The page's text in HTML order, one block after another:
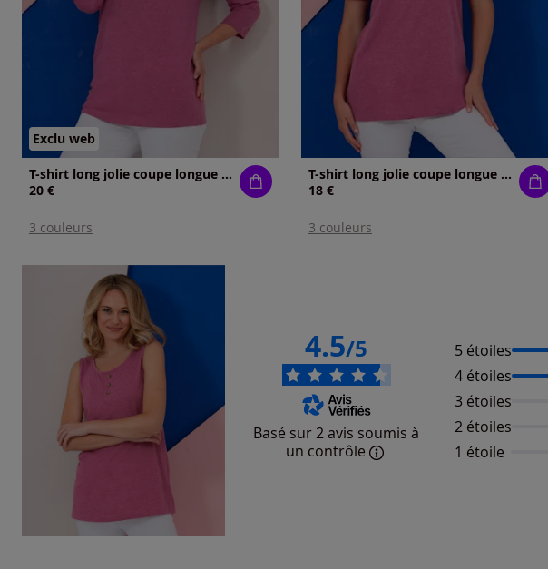
Exclu web
T-shirt long jolie coupe longue moderne
20 €
3 couleurs
T-shirt long jolie coupe longue moderne
18 €
3 couleurs
4.5/5
Basé sur 2 avis soumis à
un contrôle
5 étoiles
4 étoiles
3 étoiles
2 étoiles
1 étoile